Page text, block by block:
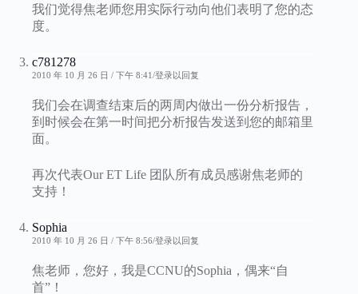
我们觉得焦老师您用实际行动向他们表明了您的态
度。
c781278
2010 年 10 月 26 日 / 下午 8:41 登录以回复
我们会在调查结束后的两周内做出一份分析报告，
到时候会在第一时间把分析报告发送到您的邮箱里
面。
再次代表Our ET Life 团队所有成员感谢焦老师的
支持！
Sophia
2010 年 10 月 26 日 / 下午 8:56 登录以回复
焦老师，您好，我是CCNU的Sophia，偶来“自
首”！